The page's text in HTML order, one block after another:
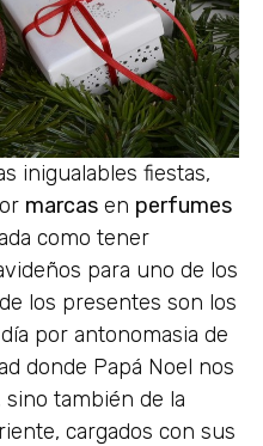
inigualables fiestas,
marcas en perfumes
como tener
para uno de los
los presentes son los
por antonomasia de
donde Papá Noel nos
también de la
cargados con sus